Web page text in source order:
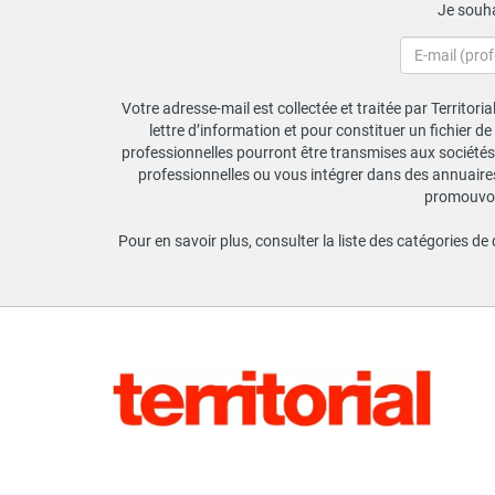
Je
Votre adresse-mail est collectée et traitée par
lettre d’information et pour constituer un fichier
professionnelles pourront être transmises aux
professionnelles ou vous intégrer dans des
Pour en savoir plus, consulter la liste des catégories